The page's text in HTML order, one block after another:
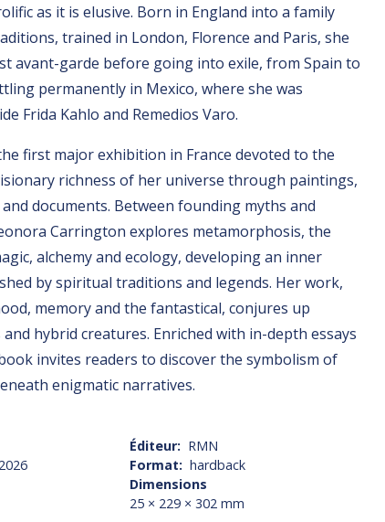
as it is elusive. Born in England into a family
trained in London, Florence and Paris, she
avant-garde before going into exile, from Spain to
permanently in Mexico, where she was
Frida Kahlo and Remedios Varo.
first major exhibition in France devoted to the
richness of her universe through paintings,
documents. Between founding myths and
Carrington explores metamorphosis, the
alchemy and ecology, developing an inner
by spiritual traditions and legends. Her work,
memory and the fantastical, conjures up
hybrid creatures. Enriched with in-depth essays
invites readers to discover the symbolism of
enigmatic narratives.
Éditeur
RMN
Format
hardback
Dimensions
25 × 229 × 302 mm